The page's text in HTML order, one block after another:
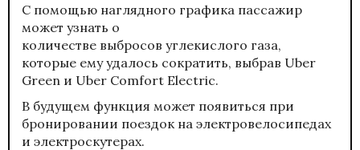
С помощью наглядного графика пассажир
может узнать о
количестве выбросов углекислого газа,
которые ему удалось сократить, выбрав Uber
Green и Uber Comfort Electric.
В будущем функция может появиться при
бронировании поездок на электровелосипедах
и электроскутерах.